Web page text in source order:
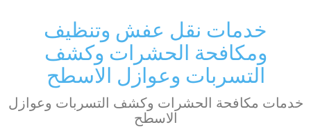
خدمات نقل عفش وتنظيف
ومكافحة الحشرات وكشف
التسربات وعوازل الاسطح
خدمات مكافحة الحشرات وكشف التسربات وعوازل
الاسطح